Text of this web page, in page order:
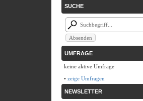
SUCHE
UMFRAGE
keine aktive Umfrage
• zeige Umfragen
NEWSLETTER